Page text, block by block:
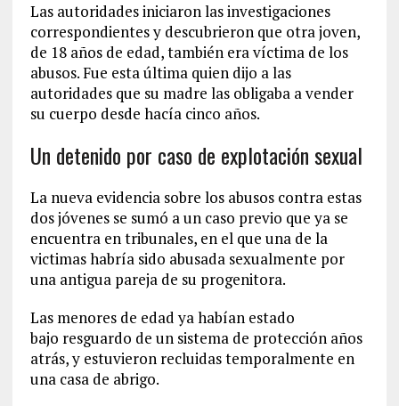
Las autoridades iniciaron las investigaciones
correspondientes y descubrieron que otra joven,
de 18 años de edad, también era víctima de los
abusos. Fue esta última quien dijo a las
autoridades que su madre las obligaba a vender
su cuerpo desde hacía cinco años.
Un detenido por caso de explotación sexual
La nueva evidencia sobre los abusos contra estas
dos jóvenes se sumó a un caso previo que ya se
encuentra en tribunales, en el que una de la
victimas habría sido abusada sexualmente por
una antigua pareja de su progenitora.
Las menores de edad ya habían estado
bajo resguardo de un sistema de protección años
atrás, y estuvieron recluidas temporalmente en
una casa de abrigo.